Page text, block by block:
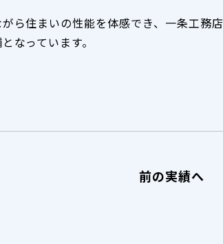
ら住まいの性能を体感でき、一条工務
なっています。
前の実績へ